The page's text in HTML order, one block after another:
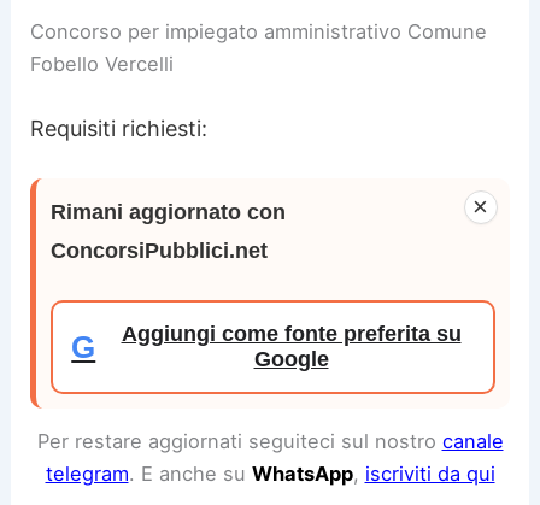
Concorso per impiegato amministrativo Comune
Fobello Vercelli
Requisiti richiesti:
×
Rimani aggiornato con
ConcorsiPubblici.net
G
Aggiungi come fonte preferita su
Google
Per restare aggiornati seguiteci sul nostro canale
telegram. E anche su WhatsApp, iscriviti da qui